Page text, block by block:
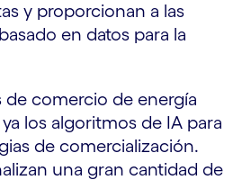
y proporcionan a las
en datos para la
de comercio de energía
los algoritmos de IA para
de comercialización.
una gran cantidad de